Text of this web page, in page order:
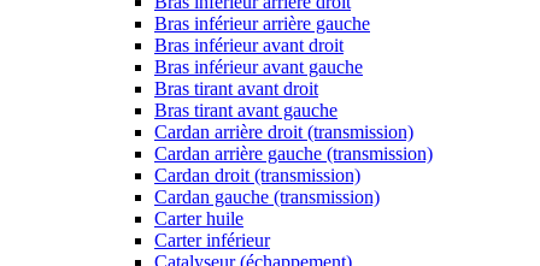
Bras inférieur arrière gauche
Bras inférieur avant droit
Bras inférieur avant gauche
Bras tirant avant droit
Bras tirant avant gauche
Cardan arrière droit (transmission)
Cardan arrière gauche (transmission)
Cardan droit (transmission)
Cardan gauche (transmission)
Carter huile
Carter inférieur
Catalyseur (échappement)